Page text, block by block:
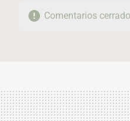
Comentarios